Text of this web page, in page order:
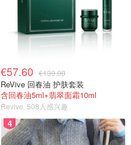
€57.60 €130.00
ReVive 回春油 护肤套装
含回春油5ml+翡翠面霜10ml
Revive 508人感兴趣
4